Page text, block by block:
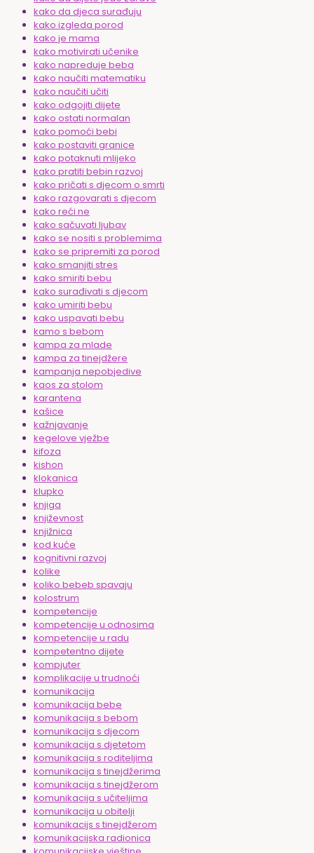
kako da djeca surađuju
kako izgleda porod
kako je mama
kako motivirati učenike
kako napreduje beba
kako naučiti matematiku
kako naučiti učiti
kako odgojiti dijete
kako ostati normalan
kako pomoći bebi
kako postaviti granice
kako potaknuti mlijeko
kako pratiti bebin razvoj
kako pričati s djecom o smrti
kako razgovarati s djecom
kako reći ne
kako sačuvati ljubav
kako se nositi s problemima
kako se pripremiti za porod
kako smanjiti stres
kako smiriti bebu
kako surađivati s djecom
kako umiriti bebu
kako uspavati bebu
kamo s bebom
kampa za mlade
kampa za tinejdžere
kampanja nepobjedive
kaos za stolom
karantena
kašice
kažnjavanje
kegelove vježbe
kifoza
kishon
klokanica
klupko
knjiga
književnost
knjižnica
kod kuće
kognitivni razvoj
kolike
koliko bebeb spavaju
kolostrum
kompetencije
kompetencije u odnosima
kompetencije u radu
kompetentno dijete
kompjuter
komplikacije u trudnoći
komunikacija
komunikacija bebe
komunikacija s bebom
komunikacija s djecom
komunikacija s djetetom
komunikacija s roditeljima
komunikacija s tinejdžerima
komunikacija s tinejdžerom
komunikacija s učiteljima
komunikacija u obitelji
komunikacijs s tinejdžerom
komunikacijska radionica